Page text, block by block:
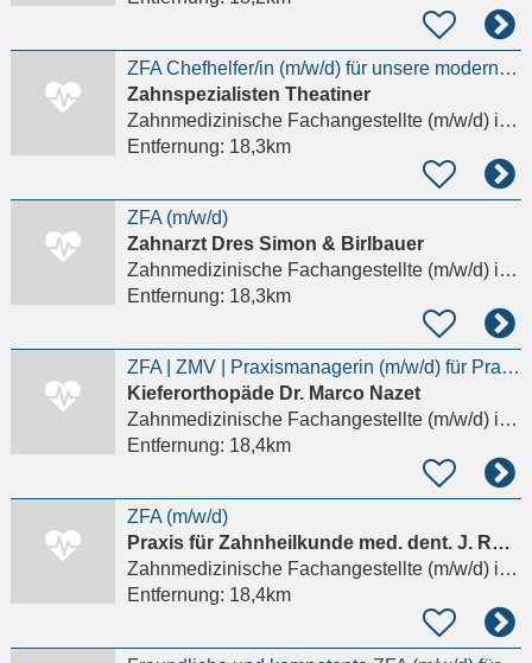
ZFA Chefhelfer/in (m/w/d) für unsere moderne Zahnarztpraxis gesucht
Zahnspezialisten Theatiner
Zahnmedizinische Fachangestellte (m/w/d)in München, Altstadt-Lehel
Entfernung: 18,3km
ZFA (m/w/d)
Zahnarzt Dres Simon & Birlbauer
Zahnmedizinische Fachangestellte (m/w/d)in Kirchheim bei München, Heimstetten
Entfernung: 18,3km
ZFA | ZMV | Praxismanagerin (m/w/d) für Praxisverwaltung & Organisation
Kieferorthopäde Dr. Marco Nazet
Zahnmedizinische Fachangestellte (m/w/d)in München, Maxvorstadt
Entfernung: 18,4km
ZFA (m/w/d)
Praxis für Zahnheilkunde med. dent. J. Runge-Palermo MSc
Zahnmedizinische Fachangestellte (m/w/d)in München, Altstadt-Lehel
Entfernung: 18,4km